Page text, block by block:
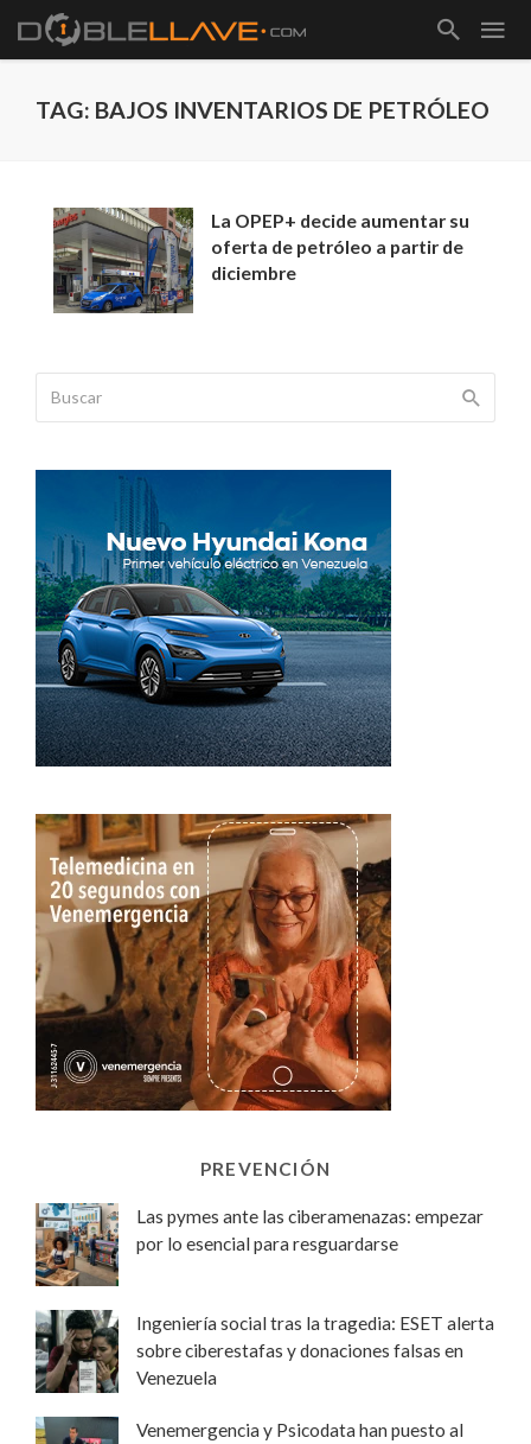
TAG: BAJOS INVENTARIOS DE PETRÓLEO
La OPEP+ decide aumentar su
oferta de petróleo a partir de
diciembre
PREVENCIÓN
Las pymes ante las ciberamenazas: empezar
por lo esencial para resguardarse
Ingeniería social tras la tragedia: ESET alerta
sobre ciberestafas y donaciones falsas en
Venezuela
Venemergencia y Psicodata han puesto al